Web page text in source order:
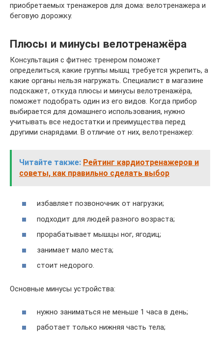
приобретаемых тренажеров для дома: велотренажера и
беговую дорожку.
Плюсы и минусы велотренажёра
Консультация с фитнес тренером поможет
определиться, какие группы мышц требуется укрепить, а
какие органы нельзя нагружать. Специалист в магазине
подскажет, откуда плюсы и минусы велотренажёра,
поможет подобрать один из его видов. Когда прибор
выбирается для домашнего использования, нужно
учитывать все недостатки и преимущества перед
другими снарядами. В отличие от них, велотренажер:
Читайте также: Рейтинг кардиотренажеров и
советы, как правильно сделать выбор
избавляет позвоночник от нагрузки;
подходит для людей разного возраста;
прорабатывает мышцы ног, ягодиц;
занимает мало места;
стоит недорого.
Основные минусы устройства:
нужно заниматься не меньше 1 часа в день;
работает только нижняя часть тела;